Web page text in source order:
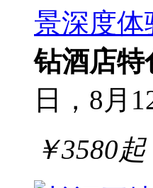
景深度体
钻酒店特
日，8月
￥3580起